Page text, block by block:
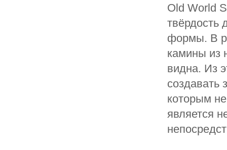
Old World
твёрдость
формы. В
камины из
видна. Из
создавать
которым
является